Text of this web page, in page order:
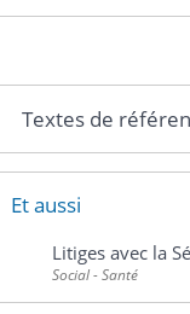
Textes de
Et aussi
Litiges avec la
Social - Santé